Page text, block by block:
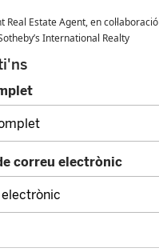
Real Estate Agent, en col·laboració
International Realty
correu electrònic